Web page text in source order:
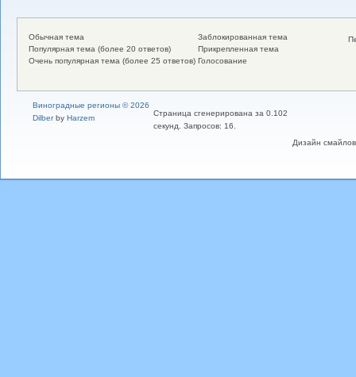
Обычная тема
Популярная тема (более 20 ответов)
Очень популярная тема (более 25 ответов)
Заблокированная тема
Прикрепленная тема
Голосование
Дизайн
Виноградные регионы © 2026
Dilberby Harzem
Страница сгенерирована за 0.102
секунд. Запросов: 16.